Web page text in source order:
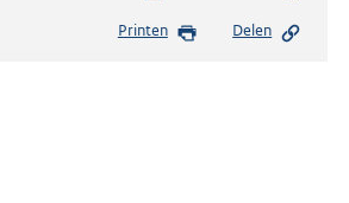
s
Printen Delen